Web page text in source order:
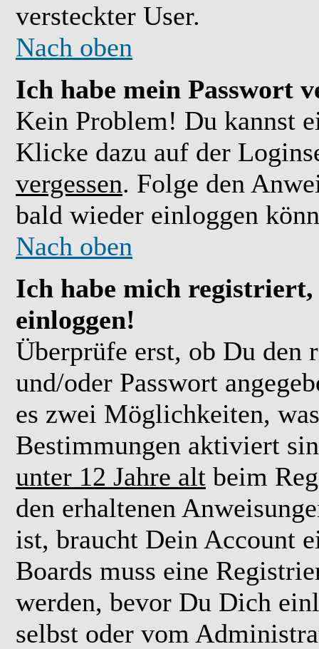
versteckter User.
Nach oben
Ich habe mein Passwort
Kein Problem! Du kannst
Klicke dazu auf der
vergessen. Folge den
bald wieder einloggen
Nach oben
Ich habe mich
einloggen!
Überprüfe erst, ob Du den
und/oder Passwort
es zwei Möglichkeiten,
Bestimmungen aktiviert
unter 12 Jahre alt beim
den erhaltenen
ist, braucht Dein Account
Boards muss eine
werden, bevor Du Dich
selbst oder vom